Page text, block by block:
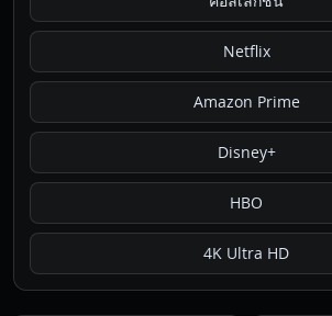
Netflix
Amazon Prime
Disney+
HBO
4K Ultra HD